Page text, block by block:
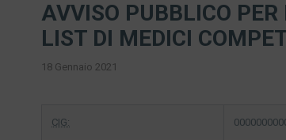
AVVISO PUBBLICO
LIST DI MEDICI
18 Gennaio 2021
CIG: